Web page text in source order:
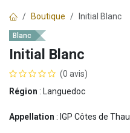
Boutique Initial Blanc
Blanc
Initial Blanc
(0 avis)
Région : Languedoc
Appellation : IGP Côtes de Thau